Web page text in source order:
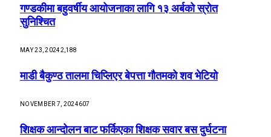
गण्डकीमा बहुवर्षीय आयोजनाका लागि १३ अर्बको स्रोत
सुनिश्चित
MAY 23, 20242,188
माडी बैकुण्ठ तालमा चिप्लिएर बेपत्ता गौतमको शव भेटियो
NOVEMBER 7, 2024607
शिक्षक आन्दोलन बाट फर्किएका शिक्षक सवार बस दुर्घटना